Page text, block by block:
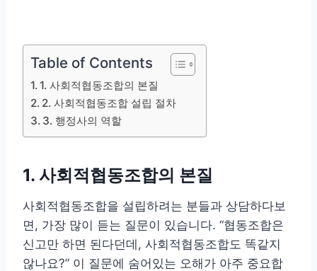
Table of Contents
1. 사회적협동조합의 본질
2. 사회적협동조합 설립 절차
3. 행정사의 역할
1. 사회적협동조합의 본질
사회적협동조합을 설립하려는 분들과 상담하다보
면, 가장 많이 듣는 질문이 있습니다. “협동조합은
신고만 하면 된다던데, 사회적협동조합도 똑같지
않나요?” 이 질문에 숨어있는 오해가 아주 중요합